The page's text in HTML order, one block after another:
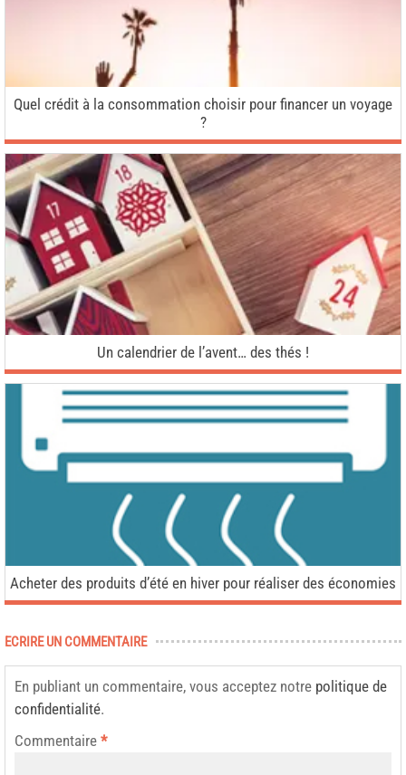
Quel crédit à la consommation choisir pour financer un voyage
?
Un calendrier de l’avent… des thés !
Acheter des produits d’été en hiver pour réaliser des économies
ECRIRE UN COMMENTAIRE
En publiant un commentaire, vous acceptez notre politique de
confidentialité.
Commentaire *